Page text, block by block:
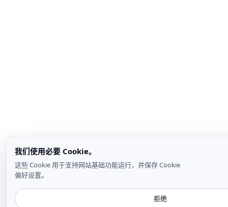
我们使用必要 Cookie。
这些 Cookie 用于支持网站基础功能运行，并保存 Cookie
偏好设置。
拒绝